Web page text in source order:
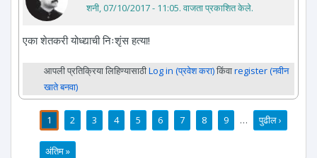
शनी, 07/10/2017 - 11:05. वाजता प्रकाशित केले.
एका शेतकरी योध्द्याची निःशृंस हत्या!
आपली प्रतिक्रिया लिहिण्यासाठीLog in (प्रवेश करा)किंवाregister (नवीन
खाते बनवा)
पाने 1 2 3 4 5 6 7 8 9 … पुढील ›
अंतिम »